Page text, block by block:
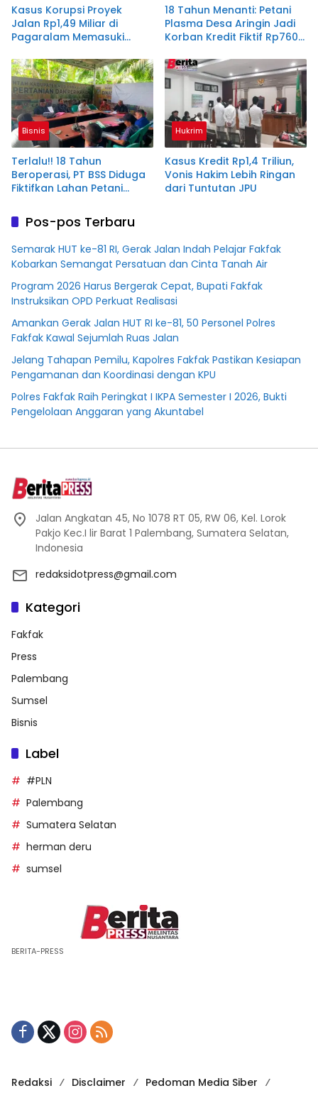
Kasus Korupsi Proyek
Jalan Rp1,49 Miliar di
Pagaralam Memasuki
Terdakwa Dituntut 2,5
Tahun Penjara
18 Tahun Menanti: Petani
Plasma Desa Aringin Jadi
Korban Kredit Fiktif Rp760
Bisnis
Terlalu!! 18 Tahun
Beroperasi, PT BSS Diduga
Fiktifkan Lahan Petani
Hukrim
Kasus Kredit Rp1,4 Triliun,
Vonis Hakim Lebih Ringan
dari Tuntutan JPU
Pos-pos Terbaru
Semarak HUT ke-81 RI, Gerak Jalan Indah Pelajar Fakfak
Kobarkan Semangat Persatuan dan Cinta Tanah Air
Program 2026 Harus Bergerak Cepat, Bupati Fakfak
Instruksikan OPD Perkuat Realisasi
Amankan Gerak Jalan HUT RI ke-81, 50 Personel Polres
Fakfak Kawal Sejumlah Ruas Jalan
Jelang Tahapan Pemilu, Kapolres Fakfak Pastikan Kesiapan
Pengamanan dan Koordinasi dengan KPU
Polres Fakfak Raih Peringkat I IKPA Semester I 2026, Bukti
Pengelolaan Anggaran yang Akuntabel
Jalan Angkatan 45, No 1078 RT 05, RW 06, Kel. Lorok
Pakjo Kec.I lir Barat 1 Palembang, Sumatera Selatan,
Indonesia
redaksidotpress@gmail.com
Kategori
Fakfak
Press
Palembang
Sumsel
Bisnis
Label
#PLN
Palembang
Sumatera Selatan
herman deru
sumsel
BERITA-PRESS
Redaksi Disclaimer Pedoman Media Siber